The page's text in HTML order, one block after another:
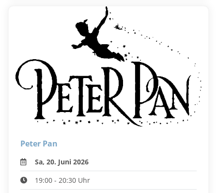
Peter Pan
Sa, 20. Juni 2026
19:00 - 20:30 Uhr